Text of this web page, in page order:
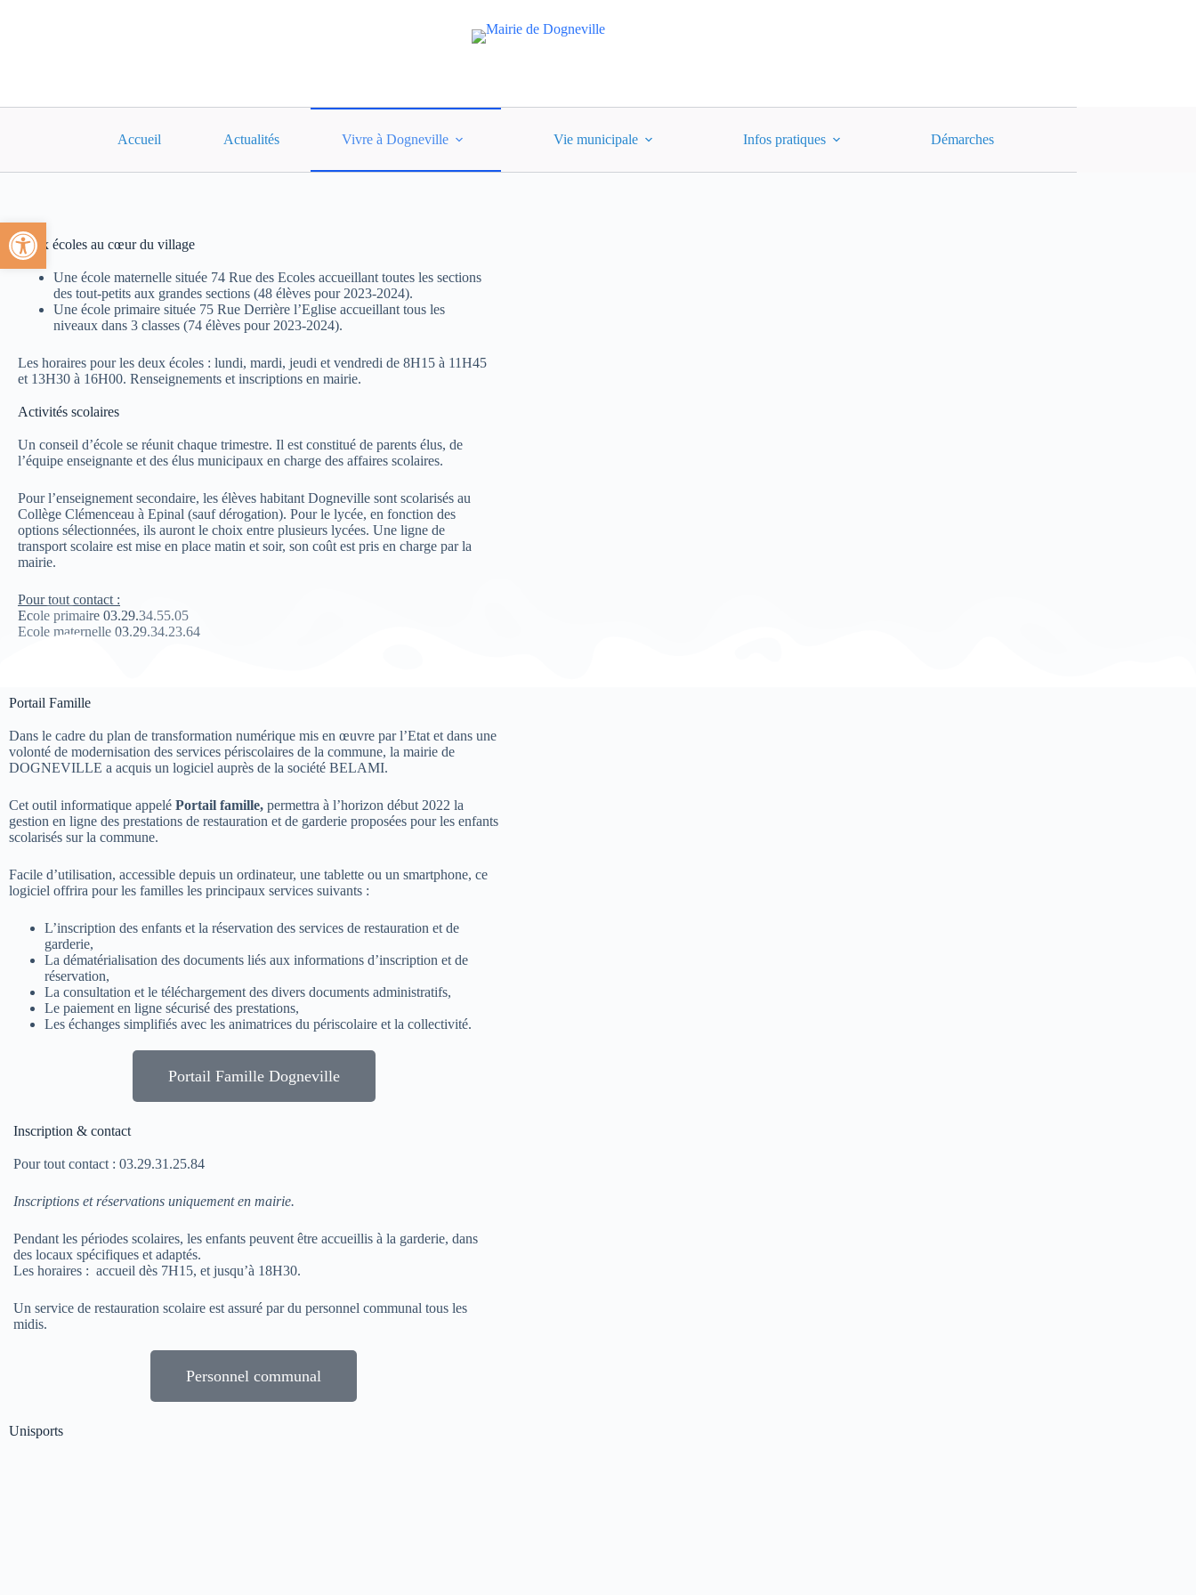
Accueil Actualités Vivre à Dogneville Vie municipale Infos pratiques Démarches
Deux écoles au cœur du village
Une école maternelle située 74 Rue des Ecoles accueillant toutes les sections
des tout-petits aux grandes sections (48 élèves pour 2023-2024).
Une école primaire située 75 Rue Derrière l’Eglise accueillant tous les
niveaux dans 3 classes (74 élèves pour 2023-2024).
Les horaires pour les deux écoles : lundi, mardi, jeudi et vendredi de 8H15 à 11H45
et 13H30 à 16H00. Renseignements et inscriptions en mairie.
Activités scolaires
Un conseil d’école se réunit chaque trimestre. Il est constitué de parents élus, de
l’équipe enseignante et des élus municipaux en charge des affaires scolaires.
Pour l’enseignement secondaire, les élèves habitant Dogneville sont scolarisés au
Collège Clémenceau à Epinal (sauf dérogation). Pour le lycée, en fonction des
options sélectionnées, ils auront le choix entre plusieurs lycées. Une ligne de
transport scolaire est mise en place matin et soir, son coût est pris en charge par la
mairie.
Pour tout contact :
Ecole primaire 03.29.34.55.05
Ecole maternelle 03.29.34.23.64
Portail Famille
Dans le cadre du plan de transformation numérique mis en œuvre par l’Etat et dans une
volonté de modernisation des services périscolaires de la commune, la mairie de
DOGNEVILLE a acquis un logiciel auprès de la société BELAMI.
Cet outil informatique appelé Portail famille, permettra à l’horizon début 2022 la
gestion en ligne des prestations de restauration et de garderie proposées pour les enfants
scolarisés sur la commune.
Facile d’utilisation, accessible depuis un ordinateur, une tablette ou un smartphone, ce
logiciel offrira pour les familles les principaux services suivants :
L’inscription des enfants et la réservation des services de restauration et de
garderie,
La dématérialisation des documents liés aux informations d’inscription et de
réservation,
La consultation et le téléchargement des divers documents administratifs,
Le paiement en ligne sécurisé des prestations,
Les échanges simplifiés avec les animatrices du périscolaire et la collectivité.
Portail Famille Dogneville
Inscription & contact
Pour tout contact : 03.29.31.25.84
Inscriptions et réservations uniquement en mairie.
Pendant les périodes scolaires, les enfants peuvent être accueillis à la garderie, dans
des locaux spécifiques et adaptés.
Les horaires : accueil dès 7H15, et jusqu’à 18H30.
Un service de restauration scolaire est assuré par du personnel communal tous les
midis.
Personnel communal
Unisports
Ouvrir la barre d’outils